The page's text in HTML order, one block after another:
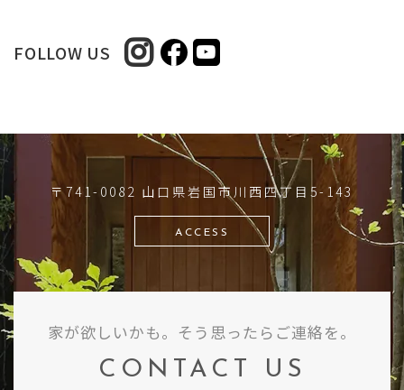
FOLLOW US
〒741-0082 山口県岩国市川西四丁目5-143
ACCESS
家が欲しいかも。そう思ったらご連絡を。
CONTACT US